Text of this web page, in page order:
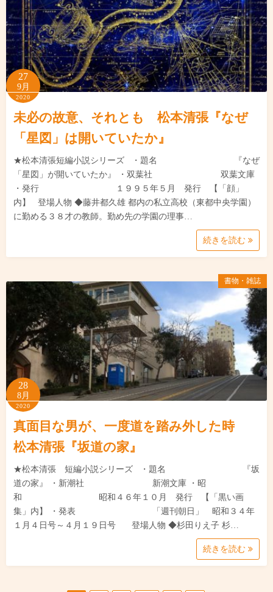
27
9月
2020
未必の故意、それとも 松本清張『なぜ
「星図」は開いていたか』
★松本清張短編小説シリーズ ・題名 『なぜ
「星図」が開いていたか』 ・双葉社 双葉文庫
・発行 １９９５年５月 発行 【「顔」
内】 登場人物 ◆藤井都久雄 都内の私立高校（東都中央学園）
に勤める３８才の教師。勤め先の学園の理事…
続きを読む
書物・雑誌
28
8月
2020
真面目な男が、一度道を踏み外した時
松本清張『坂道の家』
★松本清張 短編小説シリーズ ・題名 『坂
道の家』 ・新潮社 新潮文庫 ・昭
和 昭和４６年１０月 発行 【「黒い画
集」内】 ・発表 「週刊朝日」 昭和３４年
１月４日号～４月１９日号 登場人物 ◆杉田りえ子 杉…
続きを読む